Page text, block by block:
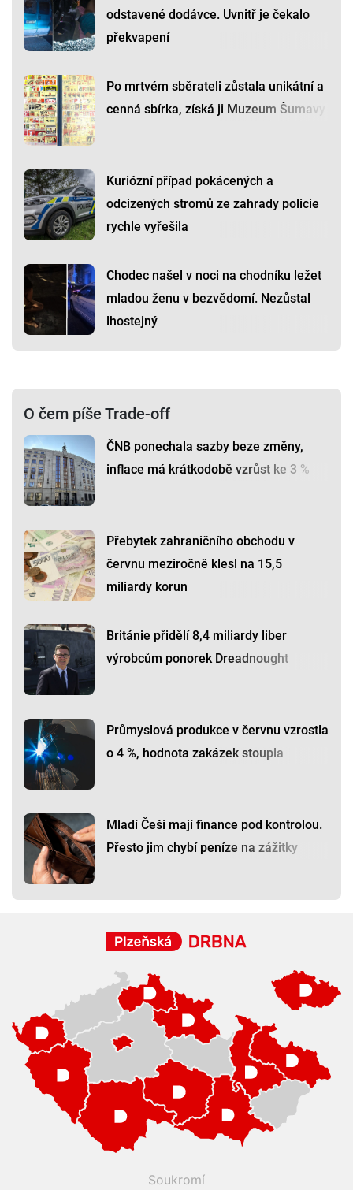
odstavené dodávce. Uvnitř je čekalo
překvapení
Po mrtvém sběrateli zůstala unikátní a
cenná sbírka, získá ji Muzeum Šumavy
Kuriózní případ pokácených a
odcizených stromů ze zahrady policie
rychle vyřešila
Chodec našel v noci na chodníku ležet
mladou ženu v bezvědomí. Nezůstal
lhostejný
O čem píše Trade-off
ČNB ponechala sazby beze změny,
inflace má krátkodobě vzrůst ke 3 %
Přebytek zahraničního obchodu v
červnu meziročně klesl na 15,5
miliardy korun
Británie přidělí 8,4 miliardy liber
výrobcům ponorek Dreadnought
Průmyslová produkce v červnu vzrostla
o 4 %, hodnota zakázek stoupla
Mladí Češi mají finance pod kontrolou.
Přesto jim chybí peníze na zážitky
Soukromí